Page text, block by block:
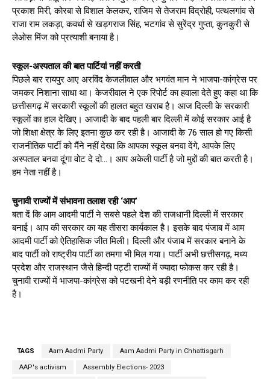
प्रकाश मिरी, कोरबा से विशाल केलकर, राजिम से तेजराम विद्रोही, पत्थलगांव से
राजा राम लकड़ा, कवर्धा से खड़गराज सिंह, भटगांव से सुरेंद्र गुप्ता, कुनकुरी से
लेओस मिंज को प्रत्याशी बनाया है।
स्कूल-अस्पताल की बात पार्टियां नहीं करती
पिछले बार रायपुर आए अरविंद केजलीवाल और भगवंत मान ने भाजपा-कांग्रेस पर
जमकर निशाना साधा था। केजरीवाल ने एक रिपोर्ट का हवाला देते हुए कहा था कि
छत्तीसगढ़ में सरकारी स्कूलों की हालत बहुत खराब है। आज दिल्ली के सरकारी
स्कूलों का हाल देखिए। आजादी के बाद पहली बार दिल्ली में कोई सरकार आई है
जो शिक्षा क्षेत्र के लिए इतना कुछ कर रही है। आजादी के 76 साल हो गए किसी
राजनीतिक पार्टी को मैंने नहीं देखा कि आपका स्कूल बनवा देंगे, आपके लिए
अस्पताल बनवा दूंगा वोट दे दो…। आप अकेली पार्टी है जो मुद्दों की बात करती है।
हम नेता नहीं है।
चुनावी राज्यों में संभावना तलाश रही ‘आप’
बता दें कि आम आदमी पार्टी ने सबसे पहले देश की राजधानी दिल्ली में सरकार
बनाई। आप की सरकार का यह तीसरा कार्यकाल है। इसके बाद पंजाब में आम
आदमी पार्टी को ऐतिहासिक जीत मिली। दिल्ली और पंजाब में सरकार बनाने के
बाद पार्टी को राष्ट्रीय पार्टी का तमगा भी मिल गया। पार्टी अभी छत्तीसगढ़, मध्य
प्रदेश और राजस्थान जैसे हिन्दी पट्टी राज्यों में ज्यादा फोकस कर रही है।
चुनावी राज्यों में भाजपा-कांग्रेस को पटखनी देने बड़ी रणनीति पर काम कर रही
है।
TAGS Aam Aadmi Party Aam Aadmi Party in Chhattisgarh
AAP's activism Assembly Elections- 2023